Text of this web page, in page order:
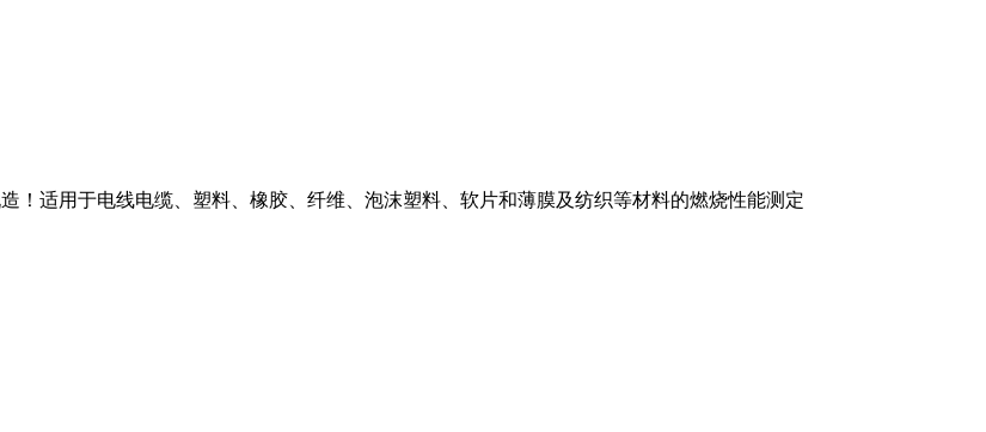
！适用于电线电缆、塑料、橡胶、纤维、泡沫塑料、软片和薄膜及纺织等材料的燃烧性能测定